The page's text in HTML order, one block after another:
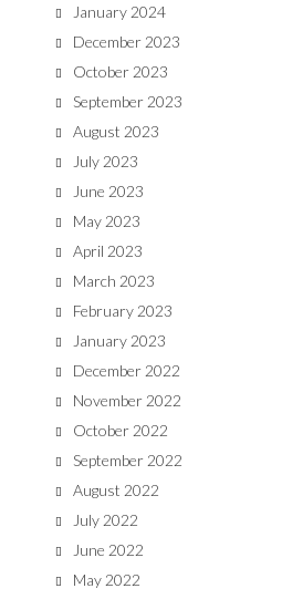
January 2024
December 2023
October 2023
September 2023
August 2023
July 2023
June 2023
May 2023
April 2023
March 2023
February 2023
January 2023
December 2022
November 2022
October 2022
September 2022
August 2022
July 2022
June 2022
May 2022